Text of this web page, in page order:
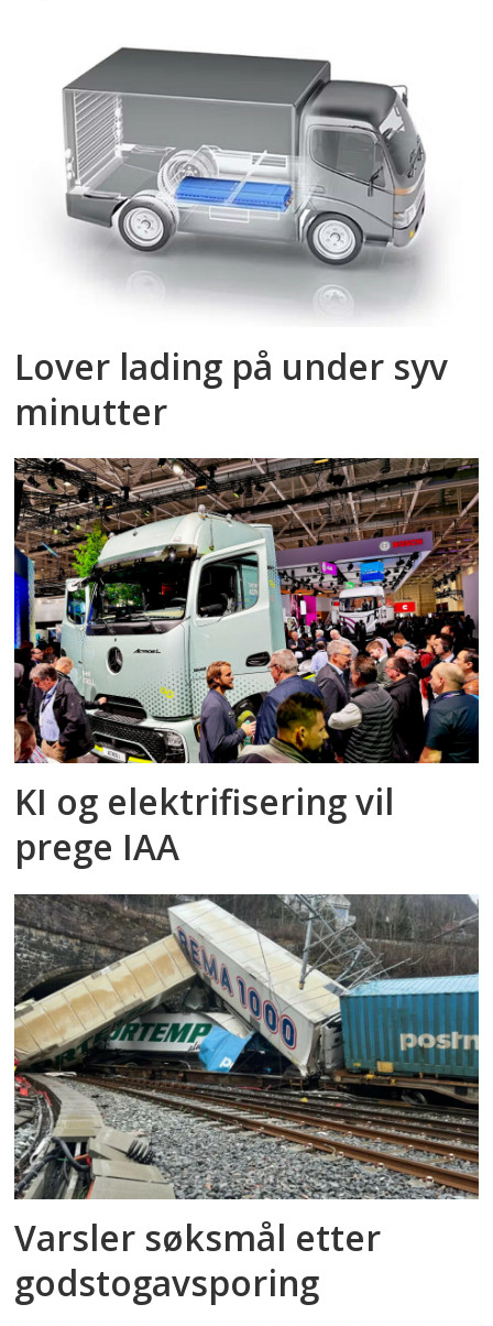
Lover lading på under syv
minutter
KI og elektrifisering vil
prege IAA
Varsler søksmål etter
godstog­avsporing